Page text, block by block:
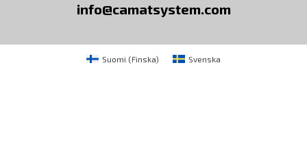
info@camatsystem.com
Suomi (Finska) Svenska